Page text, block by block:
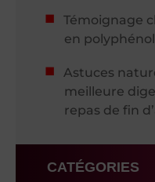
Témoignage
en
Astuces
meilleure
repas de fin
CATÉGORIES